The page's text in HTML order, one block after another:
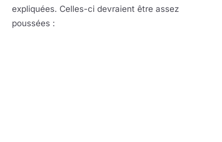
expliquées. Celles-ci devraient être assez
poussées :